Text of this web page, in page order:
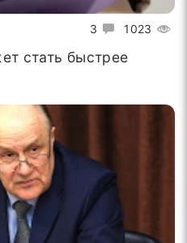
3 1023
стать быстрее